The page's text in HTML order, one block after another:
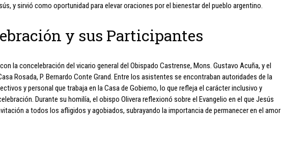
y sirvió como oportunidad para elevar oraciones por el bienestar del pueblo argentino.
y sus Participantes
la concelebración del vicario general del Obispado Castrense, Mons. Gustavo Acuña, y el
Rosada, P. Bernardo Conte Grand. Entre los asistentes se encontraban autoridades de la
y personal que trabaja en la Casa de Gobierno, lo que refleja el carácter inclusivo y
Durante su homilía, el obispo Olivera reflexionó sobre el Evangelio en el que Jesús
a todos los afligidos y agobiados, subrayando la importancia de permanecer en el amor